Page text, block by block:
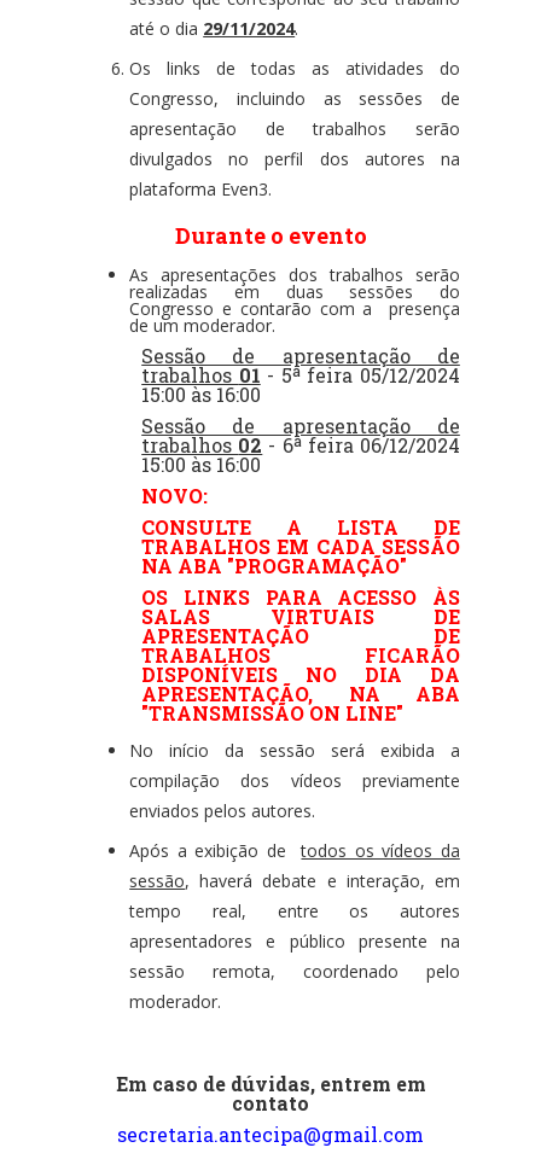
até o dia 29/11/2024.
Os links de todas as atividades do
Congresso, incluindo as sessões de
apresentação de trabalhos serão
divulgados no perfil dos autores na
plataforma Even3.
Durante o evento
As apresentações dos trabalhos serão
realizadas em duas sessões do
Congresso e contarão com a presença
de um moderador.
Sessão de apresentação de
trabalhos01- 5ª feira 05/12/2024
15:00 às 16:00
Sessão de apresentação de
trabalhos02 - 6ª feira 06/12/2024
15:00 às 16:00
NOVO:
CONSULTE A LISTA DE
TRABALHOS EM CADA SESSÃO
NA ABA "PROGRAMAÇÃO"
OS LINKS PARA ACESSO ÀS
SALAS VIRTUAIS DE
APRESENTAÇÃO DE
TRABALHOS FICARÃO
DISPONÍVEIS NO DIA DA
APRESENTAÇÃO, NA ABA
"TRANSMISSÃO ON LINE"
No início da sessão será exibida a
compilação dos vídeos previamente
enviados pelos autores.
Após a exibição detodos os vídeos da
sessão, haverá debate e interação, em
tempo real, entre os autores
apresentadores e público presente na
sessão remota, coordenado pelo
moderador.
Em caso de dúvidas, entrem em
contato
secretaria.antecipa@gmail.com